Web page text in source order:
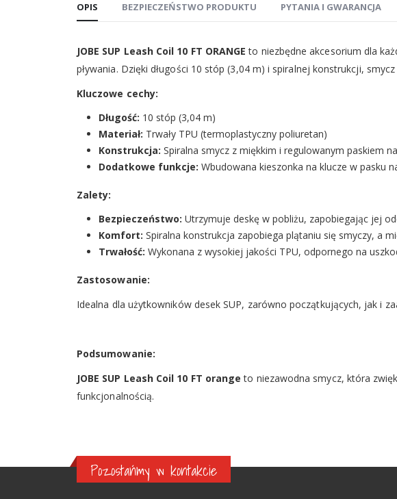
OPIS BEZPIECZEŃSTWO PRODUKTU PYTANIA I GWARANCJA
JOBE SUP Leash Coil 10 FT ORANGE to niezbędne akcesorium dla
pływania. Dzięki długości 10 stóp (3,04 m) i spiralnej konstrukcji,
Kluczowe cechy:
Długość: 10 stóp (3,04 m)
Materiał: Trwały TPU (termoplastyczny poliuretan)
Konstrukcja: Spiralna smycz z miękkim i regulowanym paskiem
Dodatkowe funkcje: Wbudowana kieszonka na klucze w pasku
Zalety:
Bezpieczeństwo: Utrzymuje deskę w pobliżu, zapobiegając jej
Komfort: Spiralna konstrukcja zapobiega plątaniu się smyczy, a
Trwałość: Wykonana z wysokiej jakości TPU, odpornego na
Zastosowanie:
Idealna dla użytkowników desek SUP, zarówno początkujących, jak i
Podsumowanie:
JOBE SUP Leash Coil 10 FT orange to niezawodna smycz, która
funkcjonalnością.
Pozostańmy w kontakcie